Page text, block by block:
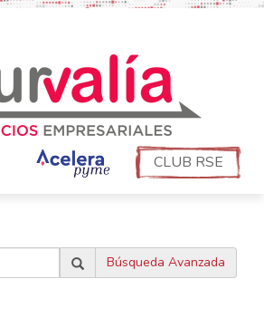
CLUB RSE
Búsqueda Avanzada